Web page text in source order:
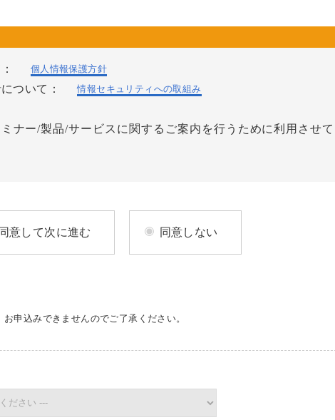
： 個人情報保護方針
について： 情報セキュリティへの取組み
ナー/製品/サービスに関するご案内を行うために利用させて
意して次に進む 同意しない
申込みできませんのでご了承ください。